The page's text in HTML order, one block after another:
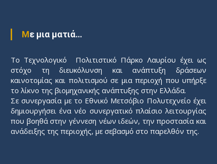
ο
γ
η
σ
η
Με μια ματιά…
Το Τεχνολογικό Πολιτιστικό Πάρκο Λαυρίου έχει ως
στόχο τη διευκόλυνση και ανάπτυξη δράσεων
καινοτομίας και πολιτισμού σε μια περιοχή που υπήρξε
το λίκνο της βιομηχανικής ανάπτυξης στην Ελλάδα.
Σε συνεργασία με το Εθνικό Μετσόβιο Πολυτεχνείο έχει
δημιουργήσει ένα νέο συνεργατικό πλαίσιο λειτουργίας
που βοηθά στην γέννεση νέων ιδεών, την προστασία και
ανάδειξης της περιοχής, με σεβασμό στο παρελθόν της.